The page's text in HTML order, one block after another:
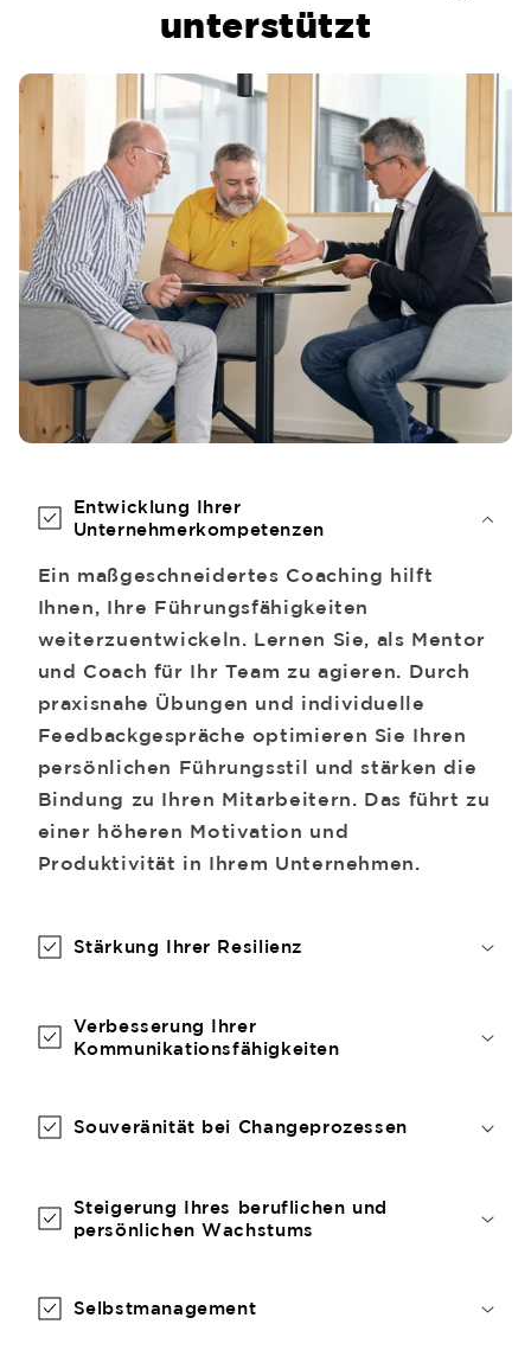
unterstützt
Entwicklung Ihrer
Unternehmerkompetenzen
Ein maßgeschneidertes Coaching hilft
Ihnen, Ihre Führungsfähigkeiten
weiterzuentwickeln. Lernen Sie, als Mentor
und Coach für Ihr Team zu agieren. Durch
praxisnahe Übungen und individuelle
Feedbackgespräche optimieren Sie Ihren
persönlichen Führungsstil und stärken die
Bindung zu Ihren Mitarbeitern. Das führt zu
einer höheren Motivation und
Produktivität in Ihrem Unternehmen.
Stärkung Ihrer Resilienz
Verbesserung Ihrer
Kommunikationsfähigkeiten
Souveränität bei Changeprozessen
Steigerung Ihres beruflichen und
persönlichen Wachstums
Selbstmanagement